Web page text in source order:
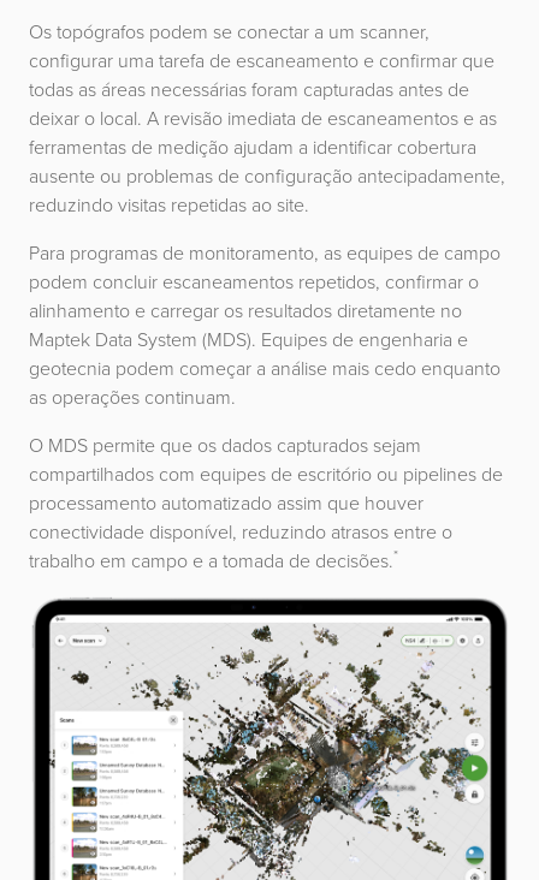
Os topógrafos podem se conectar a um scanner,
configurar uma tarefa de escaneamento e confirmar que
todas as áreas necessárias foram capturadas antes de
deixar o local. A revisão imediata de escaneamentos e as
ferramentas de medição ajudam a identificar cobertura
ausente ou problemas de configuração antecipadamente,
reduzindo visitas repetidas ao site.
Para programas de monitoramento, as equipes de campo
podem concluir escaneamentos repetidos, confirmar o
alinhamento e carregar os resultados diretamente no
Maptek Data System (MDS). Equipes de engenharia e
geotecnia podem começar a análise mais cedo enquanto
as operações continuam.
O MDS permite que os dados capturados sejam
compartilhados com equipes de escritório ou pipelines de
processamento automatizado assim que houver
conectividade disponível, reduzindo atrasos entre o
trabalho em campo e a tomada de decisões.*